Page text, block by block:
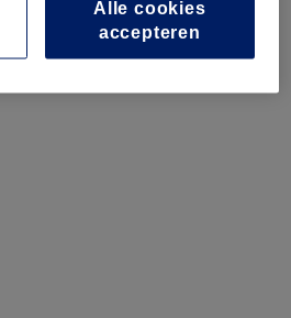
Alle cookies
accepteren